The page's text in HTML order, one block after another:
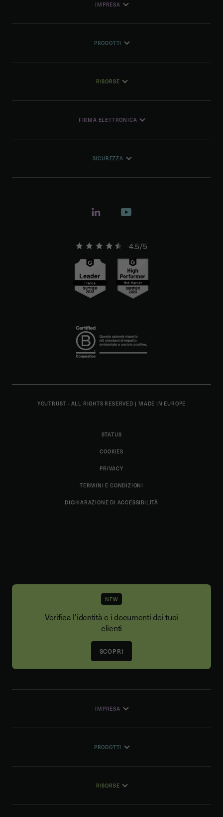
IMPRESA
PRODOTTI
RISORSE
FIRMA ELETTRONICA
SICUREZZA
4.5/5
YOUTRUST - ALL RIGHTS RESERVED | MADE IN EUROPE
STATUS
COOKIES
PRIVACY
TERMINI E CONDIZIONI
DICHIARAZIONE DI ACCESSIBILITÀ
NEW
Verifica l'identità e i documenti dei tuoi
clienti
SCOPRI
IMPRESA
PRODOTTI
RISORSE